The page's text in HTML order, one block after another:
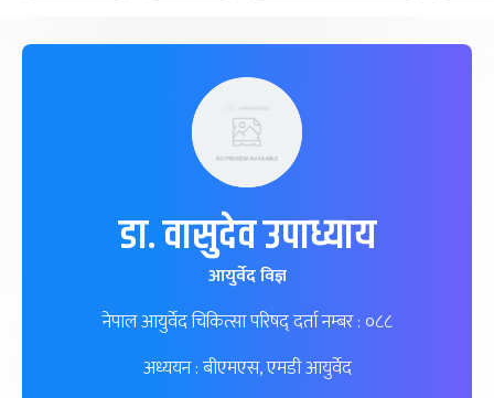
डा. वासुदेव उपाध्याय
आयुर्वेद विज्ञ
नेपाल आयुर्वेद चिकित्सा परिषद् दर्ता नम्बर : ०८८
अध्ययन : बीएमएस, एमडी आयुर्वेद